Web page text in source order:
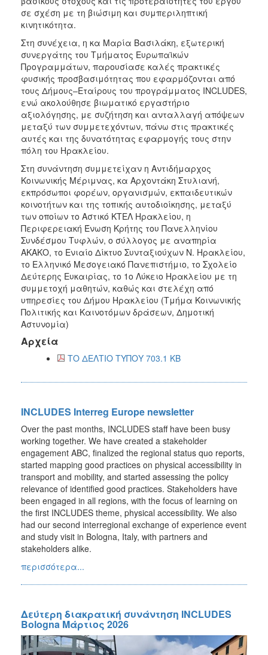
σε σχέση με τη βιώσιμη και συμπεριληπτική
κινητικότητα.
Στη συνέχεια, η κα Μαρία Βασιλάκη, εξωτερική
συνεργάτης του Τμήματος Ευρωπαϊκών
Προγραμμάτων, παρουσίασε καλές πρακτικές
φυσικής προσβασιμότητας που εφαρμόζονται από
τους Δήμους–Εταίρους του προγράμματος INCLUDES,
ενώ ακολούθησε βιωματικό εργαστήριο
αξιολόγησης, με συζήτηση και ανταλλαγή απόψεων
μεταξύ των συμμετεχόντων, πάνω στις πρακτικές
αυτές και της δυνατότητας εφαρμογής τους στην
πόλη του Ηρακλείου.
Στη συνάντηση συμμετείχαν η Αντιδήμαρχος
Κοινωνικής Μέριμνας, κα Αρχοντάκη Στυλιανή,
εκπρόσωποι φορέων, οργανισμών, εκπαιδευτικών
κοινοτήτων και της τοπικής αυτοδιοίκησης, μεταξύ
των οποίων το Αστικό ΚΤΕΛ Ηρακλείου, η
Περιφερειακή Ένωση Κρήτης του Πανελληνίου
Συνδέσμου Τυφλών, ο σύλλογος με αναπηρία
ΑΚΑΚΟ, το Ενιαίο Δίκτυο Συνταξιούχων Ν. Ηρακλείου,
το Ελληνικό Μεσογειακό Πανεπιστήμιο, το Σχολείο
Δεύτερης Ευκαιρίας, το 1ο Λύκειο Ηρακλείου με τη
συμμετοχή μαθητών, καθώς και στελέχη από
υπηρεσίες του Δήμου Ηρακλείου (Τμήμα Κοινωνικής
Πολιτικής και Καινοτόμων δράσεων, Δημοτική
Αστυνομία)
Αρχεία
ΤΟ ΔΕΛΤΙΟ ΤΥΠΟΥ 703.1 KB
INCLUDES Interreg Europe newsletter
Over the past months, INCLUDES staff have been busy
working together. We have created a stakeholder
engagement ABC, finalized the regional status quo reports,
started mapping good practices on physical accessibility in
transport and mobility, and started assessing the policy
relevance of identified good practices. Stakeholders have
been engaged in all regions, with the focus of learning on
the first INCLUDES theme, physical accessibility. We also
had our second interregional exchange of experience event
and study visit in Bologna, Italy, with partners and
stakeholders alike.
περισσότερα...
Δεύτερη διακρατική συνάντηση INCLUDES
Bologna Μάρτιος 2026